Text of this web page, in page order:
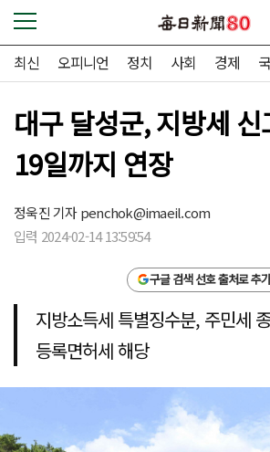
최신 오피니언 정치 사회 경제
대구 달성군, 지방세 신
19일까지 연장
정욱진 기자penchok@imaeil.com
입력 2024-02-14 13:59:54
구글 검색 선호 출처로 추가
지방소득세 특별징수분, 주민세
등록면허세 해당